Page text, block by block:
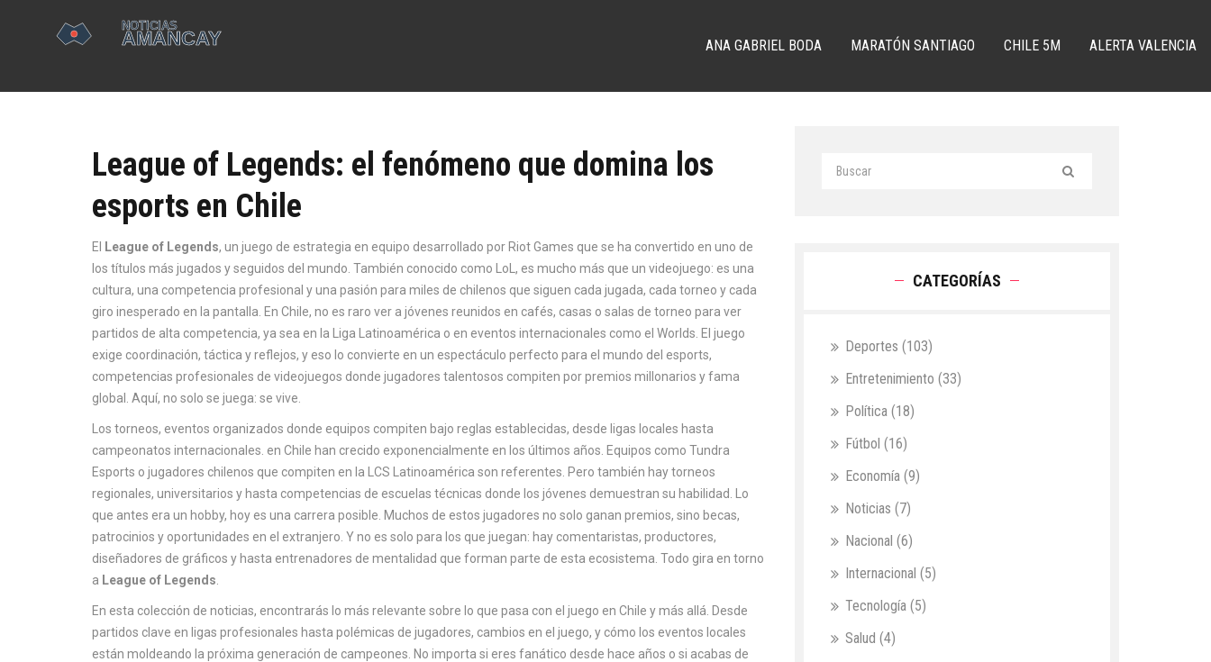
ANA GABRIEL BODA MARATÓN SANTIAGO CHILE 5M ALERTA VALENCIA
League of Legends: el fenómeno que domina los
esports en Chile
El League of Legends, un juego de estrategia en equipo desarrollado por Riot Games que se ha convertido en uno de
los títulos más jugados y seguidos del mundo . También conocido como LoL , es mucho más que un videojuego: es una
cultura, una competencia profesional y una pasión para miles de chilenos que siguen cada jugada, cada torneo y cada
giro inesperado en la pantalla. En Chile, no es raro ver a jóvenes reunidos en cafés, casas o salas de torneo para ver
partidos de alta competencia, ya sea en la Liga Latinoamérica o en eventos internacionales como el Worlds. El juego
exige coordinación, táctica y reflejos, y eso lo convierte en un espectáculo perfecto para el mundo del esports,
competencias profesionales de videojuegos donde jugadores talentosos compiten por premios millonarios y fama
global
Aquí, no solo se juega: se vive.
Los torneos, eventos organizados donde equipos compiten bajo reglas establecidas, desde ligas locales hasta
campeonatos internacionales en Chile han crecido exponencialmente en los últimos años. Equipos como Tundra
Esports o jugadores chilenos que compiten en la LCS Latinoamérica son referentes. Pero también hay torneos
regionales, universitarios y hasta competencias de escuelas técnicas donde los jóvenes demuestran su habilidad. Lo
que antes era un hobby, hoy es una carrera posible. Muchos de estos jugadores no solo ganan premios, sino becas,
patrocinios y oportunidades en el extranjero. Y no es solo para los que juegan: hay comentaristas, productores,
diseñadores de gráficos y hasta entrenadores de mentalidad que forman parte de esta ecosistema. Todo gira en torno
a League of Legends
En esta colección de noticias, encontrarás lo más relevante sobre lo que pasa con el juego en Chile y más allá. Desde
partidos clave en ligas profesionales hasta polémicas de jugadores, cambios en el juego, y cómo los eventos locales
están moldeando la próxima generación de campeones. No importa si eres fanático desde hace años o si acabas de
CATEGORÍAS
Deportes (103)
Entretenimiento (33)
Política (18)
Fútbol (16)
Economía (9)
Noticias (7)
Nacional (6)
Internacional (5)
Tecnología (5)
Salud (4)